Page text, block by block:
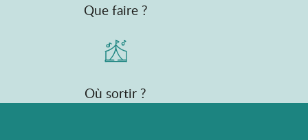
Que faire ?
Où sortir ?